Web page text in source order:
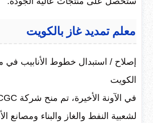
معلم تمديد غاز بالكويت
إصلاح / استبدال خطوط الأنابيب
الكويت
لشعبية النفط والغاز والبناء ومصانع